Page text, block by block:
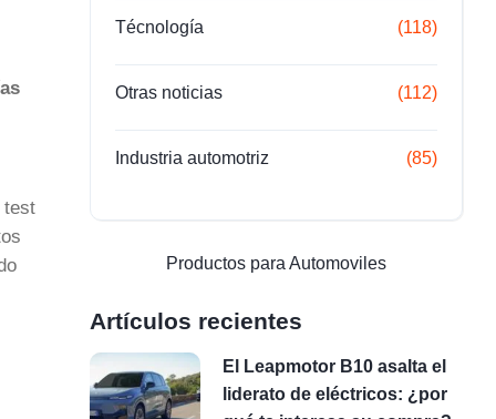
test
Técnología (118)
Otras noticias (112)
Industria automotriz (85)
Productos para Automoviles
Artículos recientes
El Leapmotor B10 asalta el
liderato de eléctricos: ¿por